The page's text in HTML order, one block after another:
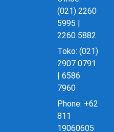
(021) 2260
5995 |
2260 5882
Toko: (021)
2907 0791
| 6586
7960
Phone: +62
811
19060605